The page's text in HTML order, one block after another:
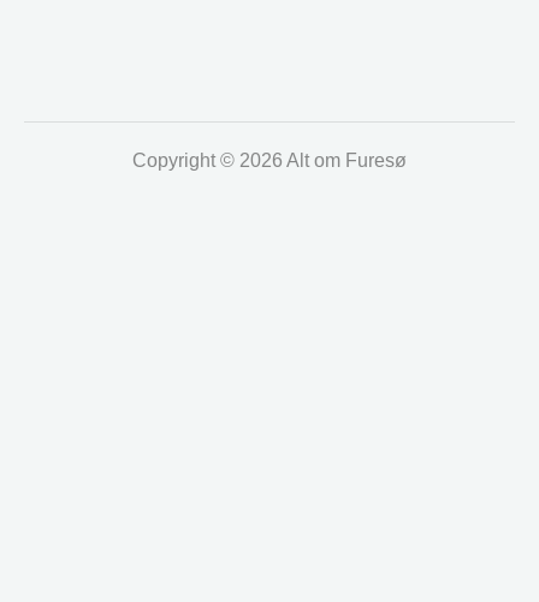
Copyright © 2026 Alt om Furesø